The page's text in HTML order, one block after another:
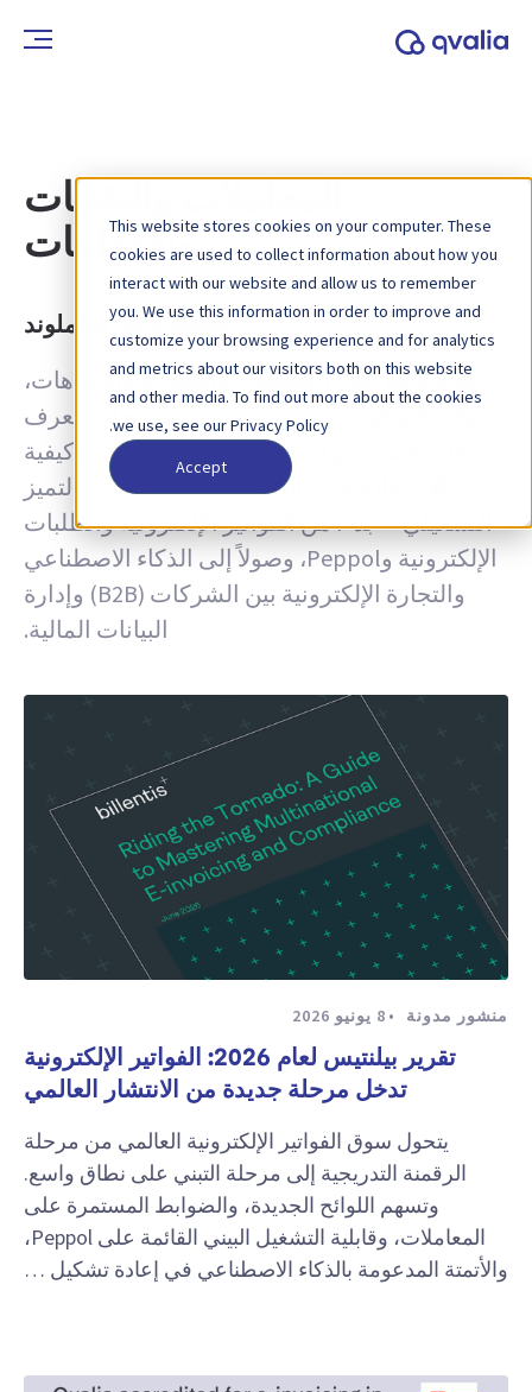
This website stores cookies on your computer. These
cookies are used to collect information about how you
interact with our website and allow us to remember
you. We use this information in order to improve and
customize your browsing experience and for analytics
and metrics about our visitors both on this website
and other media. To find out more about the cookies
we use, see our Privacy Policy.
Accept
المعاملات والتقنيات
والاتجاهات
بير هولملوند
نظرة ثاقبة على المعاملات والتقنيات والاتجاهات،
بالإضافة إلى آخر أخبار تحديثات المنتجات. تعرف
على المزيد حول كيفية تحسين العمليات وكيفية
الاستفادة من بيانات المعاملات لتحقيق التميز
التشغيلي — بدءًا من الفواتير الإلكترونية والطلبات
الإلكترونية وPeppol، وصولاً إلى الذكاء الاصطناعي
والتجارة الإلكترونية بين الشركات (B2B) وإدارة
البيانات المالية.
منشور مدونة 8 يونيو 2026
تقرير بيلنتيس لعام 2026: الفواتير الإلكترونية
تدخل مرحلة جديدة من الانتشار العالمي
يتحول سوق الفواتير الإلكترونية العالمي من مرحلة
الرقمنة التدريجية إلى مرحلة التبني على نطاق واسع.
وتسهم اللوائح الجديدة، والضوابط المستمرة على
المعاملات، وقابلية التشغيل البيني القائمة على Peppol،
والأتمتة المدعومة بالذكاء الاصطناعي في إعادة تشكيل …